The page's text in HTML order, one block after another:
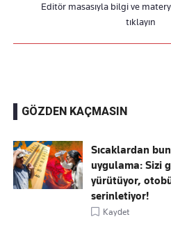
Editör masasıyla bilgi ve
tıklayın
GÖZDEN KAÇMASIN
Sıcaklardan
uygulama: Sizi
yürütüyor,
serinletiyor!
Kaydet